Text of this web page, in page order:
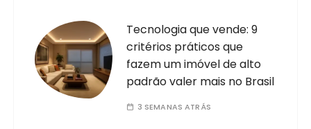
Tecnologia que vende: 9
critérios práticos que
fazem um imóvel de alto
padrão valer mais no Brasil
3 SEMANAS ATRÁS